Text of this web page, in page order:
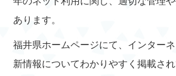
あります。
福井県ホームページにて、インター
新情報についてわかりやすく掲載され